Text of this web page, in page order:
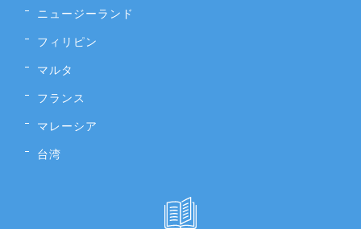
ニュージーランド
フィリピン
マルタ
フランス
マレーシア
台湾